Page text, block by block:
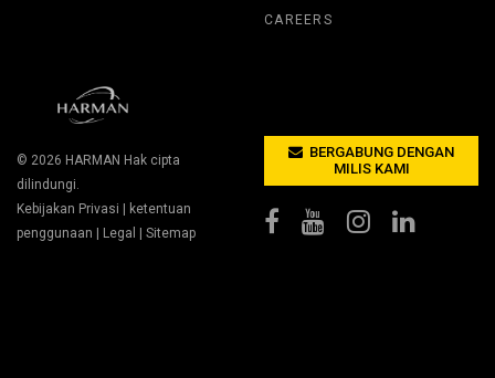
CAREERS
© 2026 HARMAN Hak cipta
dilindungi.
Kebijakan Privasi | ketentuan
penggunaan | Legal | Sitemap
BERGABUNG DENGAN
MILIS KAMI